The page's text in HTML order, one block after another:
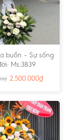
buồn – Sự sống
Ms:3839
₫ 2.500.000₫